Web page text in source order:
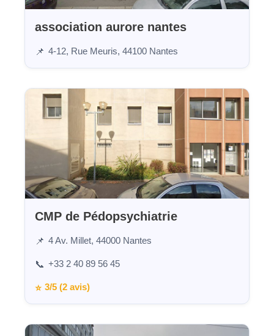
association aurore nantes
📌 4-12, Rue Meuris, 44100 Nantes
CMP de Pédopsychiatrie
📌 4 Av. Millet, 44000 Nantes
📞 +33 2 40 89 56 45
⭐ 3/5 (2 avis)